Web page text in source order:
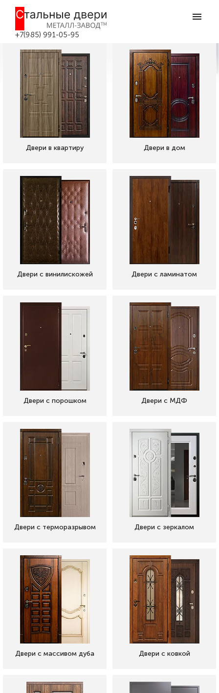
+7(985) 991-05-95
Каталог металлических дверей в
Боровске
Главная /Каталог дверей
Двери в квартиру Двери в дом
Двери с винилискожей Двери с ламинатом
Двери с порошком Двери с МДФ
Двери с терморазрывом Двери с зеркалом
Двери с массивом дуба Двери с ковкой